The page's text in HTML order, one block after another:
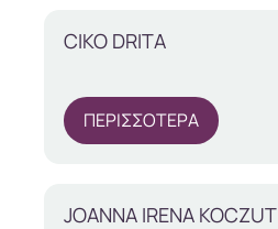
CIKO DRITA
ΠΕΡΙΣΣΟΤΕΡΑ
JOANNA IRENA KOCZUT